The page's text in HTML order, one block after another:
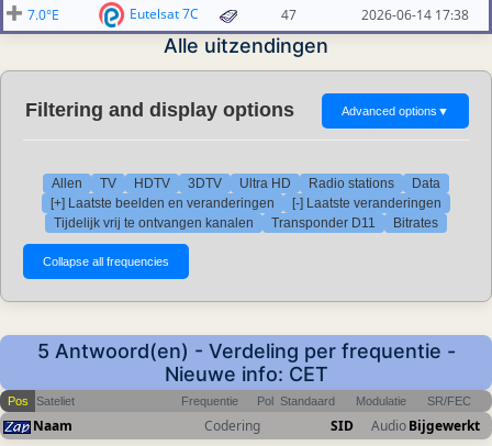
7.0°E
Eutelsat 7C 47 2026-06-14 17:38
Alle uitzendingen
Filtering and display options Advanced options ▼
Allen TV HDTV 3DTV Ultra HD Radio stations
Data
[+] Laatste beelden en veranderingen
[-] Laatste veranderingen
Tijdelijk vrij te ontvangen kanalen
Transponder D11 Bitrates
5 Antwoord(en) - Verdeling per frequentie -
Nieuwe info: CET
Pos Sateliet Frequentie Pol Standaard Modulatie SR/FEC
Naam Codering SID AudioBijgewerkt